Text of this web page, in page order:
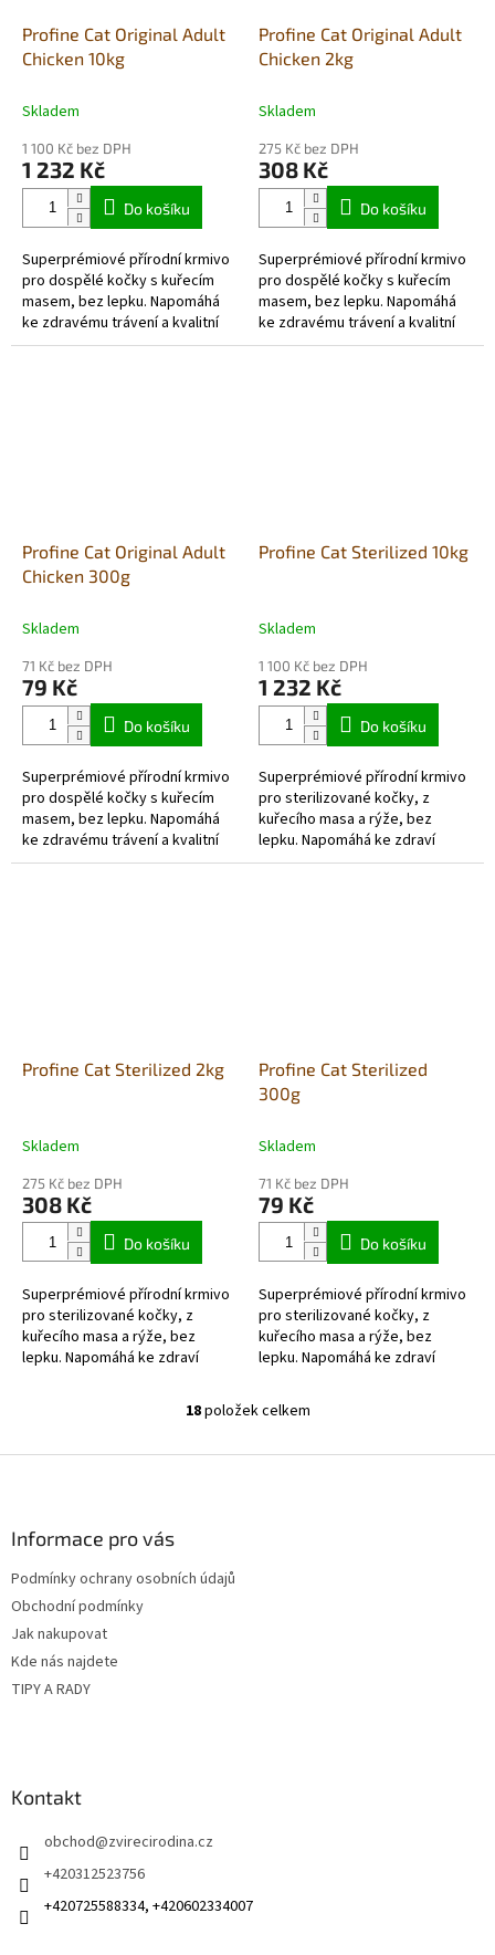
Profine Cat Original Adult
Chicken 10kg
Skladem
1 100 Kč bez DPH
1 232 Kč
Do košíku
Superprémiové přírodní krmivo
pro dospělé kočky s kuřecím
masem, bez lepku. Napomáhá
ke zdravému trávení a kvalitní
srsti a kůži.
Profine Cat Original Adult
Chicken 2kg
Skladem
275 Kč bez DPH
308 Kč
Do košíku
Superprémiové přírodní krmivo
pro dospělé kočky s kuřecím
masem, bez lepku. Napomáhá
ke zdravému trávení a kvalitní
srsti a kůži.
Profine Cat Original Adult
Chicken 300g
Skladem
71 Kč bez DPH
79 Kč
Do košíku
Superprémiové přírodní krmivo
pro dospělé kočky s kuřecím
masem, bez lepku. Napomáhá
ke zdravému trávení a kvalitní
srsti a kůži.
Profine Cat Sterilized 10kg
Skladem
1 100 Kč bez DPH
1 232 Kč
Do košíku
Superprémiové přírodní krmivo
pro sterilizované kočky, z
kuřecího masa a rýže, bez
lepku. Napomáhá ke zdraví
močových cest, zdravému srdci
Profine Cat Sterilized 2kg
Skladem
275 Kč bez DPH
308 Kč
Do košíku
Superprémiové přírodní krmivo
pro sterilizované kočky, z
kuřecího masa a rýže, bez
lepku. Napomáhá ke zdraví
Profine Cat Sterilized
300g
Skladem
71 Kč bez DPH
79 Kč
Do košíku
Superprémiové přírodní krmivo
pro sterilizované kočky, z
kuřecího masa a rýže, bez
lepku. Napomáhá ke zdraví
a kvalitní srsti a kůži.
O
l
18položek celkem
Informace pro vás
Podmínky ochrany osobních údajů
Obchodní podmínky
Jak nakupovat
Kde nás najdete
TIPY A RADY
Kontakt
obchod@zvirecirodina.cz
+420312523756
+420725588334, +420602334007